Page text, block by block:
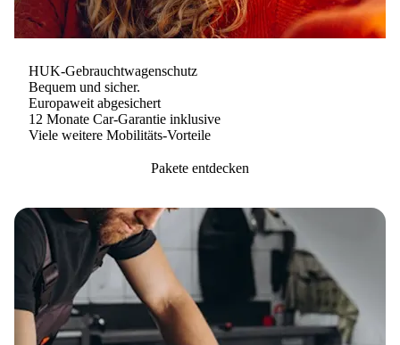
HUK-Gebrauchtwagenschutz
Bequem und sicher.
Europaweit abgesichert
12 Monate Car-Garantie inklusive
Viele weitere Mobilitäts-Vorteile
Pakete entdecken